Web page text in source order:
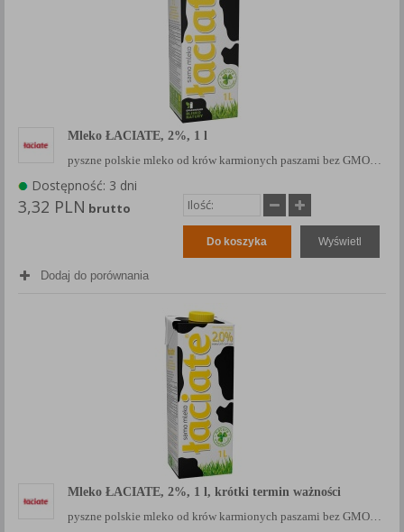
Mleko ŁACIATE, 2%, 1 l
pyszne polskie mleko od krów karmionych paszami bez GMO…
Dostępność: 3 dni
3,32 PLN brutto
Do koszyka Wyświetl
Dodaj do porównania
Mleko ŁACIATE, 2%, 1 l, krótki termin ważności
pyszne polskie mleko od krów karmionych paszami bez GMO…